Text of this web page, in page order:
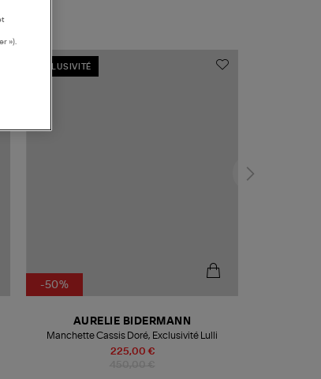
EXCLUSIVITÉ
-50%
225,00 €
AURELIE BIDERMANN
Manchette Cassis Doré, Exclusivité Lulli
»).